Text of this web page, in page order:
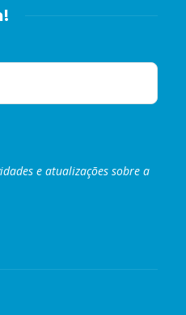
e atualizações sobre a